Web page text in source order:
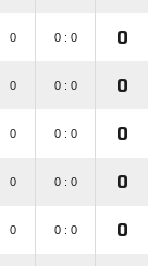
0 0 : 0 0
0 0 : 0 0
0 0 : 0 0
0 0 : 0 0
0 0 : 0 0